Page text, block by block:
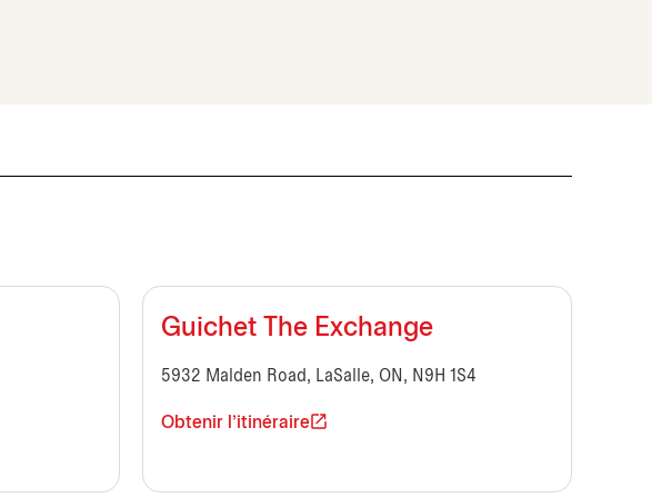
Guichet The Exchange
5932 Malden Road, LaSalle, ON, N9H 1S4
Obtenir l'itinéraire